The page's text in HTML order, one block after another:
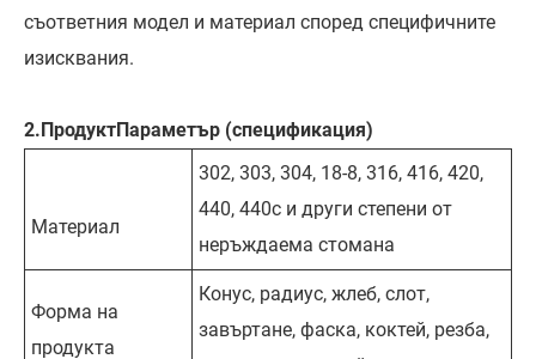
съответния модел и материал според специфичните
изисквания.
2.ПродуктПараметър (спецификация)
Материал
302, 303, 304, 18-8, 316, 416, 420,
440, 440c и други степени от
неръждаема стомана
Форма на
продукта
Конус, радиус, жлеб, слот,
завъртане, фаска, коктей, резба,